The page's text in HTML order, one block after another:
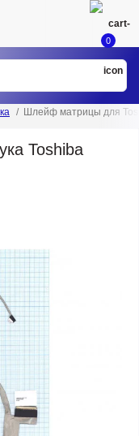
0
Шлейф матрицы для
Toshiba